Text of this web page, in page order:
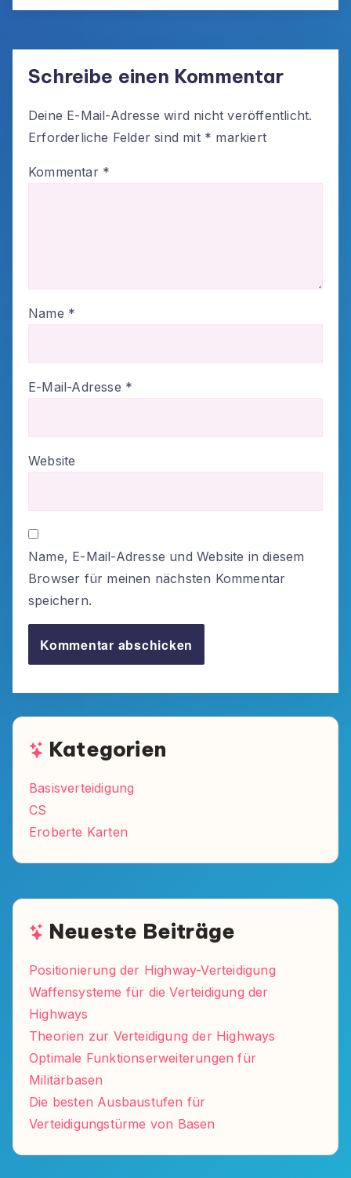
Schreibe einen Kommentar
Deine E-Mail-Adresse wird nicht veröffentlicht.
Erforderliche Felder sind mit * markiert
Kommentar *
Name *
E-Mail-Adresse *
Website
Name, E-Mail-Adresse und Website in diesem
Browser für meinen nächsten Kommentar
speichern.
Kategorien
Basisverteidigung
CS
Eroberte Karten
Neueste Beiträge
Positionierung der Highway-Verteidigung
Waffensysteme für die Verteidigung der
Highways
Theorien zur Verteidigung der Highways
Optimale Funktionserweiterungen für
Militärbasen
Die besten Ausbaustufen für
Verteidigungstürme von Basen